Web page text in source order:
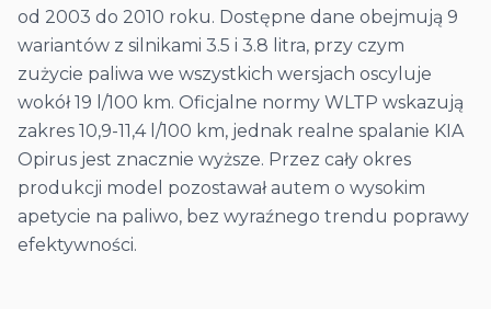
od 2003 do 2010 roku. Dostępne dane obejmują 9
wariantów z silnikami 3.5 i 3.8 litra, przy czym
zużycie paliwa we wszystkich wersjach oscyluje
wokół 19 l/100 km. Oficjalne normy WLTP wskazują
zakres 10,9-11,4 l/100 km, jednak realne spalanie KIA
Opirus jest znacznie wyższe. Przez cały okres
produkcji model pozostawał autem o wysokim
apetycie na paliwo, bez wyraźnego trendu poprawy
efektywności.